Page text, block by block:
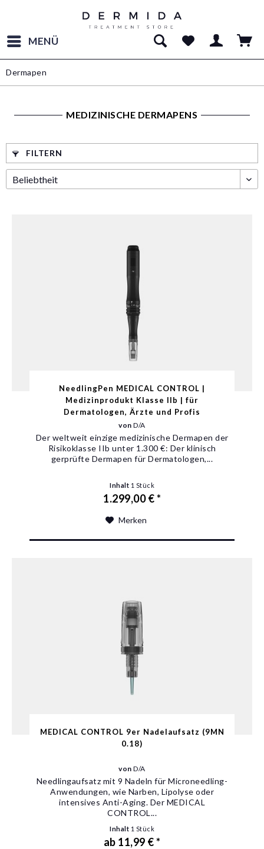
MENÜ
Dermapen
MEDIZINISCHE DERMAPENS
FILTERN
NeedlingPen MEDICAL CONTROL |
Medizinprodukt Klasse IIb | für
Dermatologen, Ärzte und Profis
vonD/A
Der weltweit einzige medizinische Dermapen der
Risikoklasse IIb unter 1.300 €: Der klinisch
gerprüfte Dermapen für Dermatologen,...
Inhalt 1 Stück
1.299,00 € *
Merken
MEDICAL CONTROL 9er Nadelaufsatz (9MN
0.18)
vonD/A
Needlingaufsatz mit 9 Nadeln für Microneedling-
Anwendungen, wie Narben, Lipolyse oder
intensives Anti-Aging. Der MEDICAL
CONTROL...
Inhalt 1 Stück
ab 11,99 € *